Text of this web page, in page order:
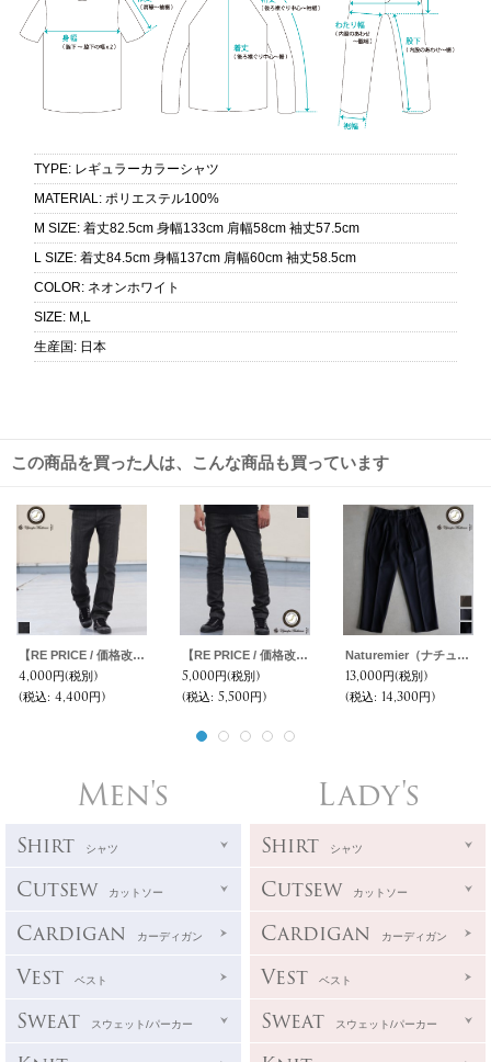
TYPE: レギュラーカラーシャツ
MATERIAL : ポリエステル100%
M SIZE: 着丈82.5cm 身幅133cm 肩幅58cm 袖丈57.5cm
L SIZE: 着丈84.5cm 身幅137cm 肩幅60cm 袖丈58.5cm
COLOR: ネオンホワイト
SIZE: M,L
生産国: 日本
この商品を買った人は、こんな商品も買っています
【RE PRICE / 価格改定】オーバーダイカラーデニムストレートタイトフィットパンツ【MADE IN JAPAN】『日本製』/ Upscape Audience
4,000円(税別)
(税込: 4,400円)
【RE PRICE / 価格改定】オーバーダイカラーデニムノープリーツテーパードパンツ【MADE IN JAPAN】『日本製』/ Upscape Audience
5,000円(税別)
(税込: 5,500円)
Naturemier（ナチュレミア）TECH ウールライクツイル 2タック イージー テーパードパンツ【MADE IN JAPAN】『日本製』【送料無料】/ Upscape Audience
13,000円(税別)
(税込: 14,300円)
Men's
Shirt シャツ
Cutsew カットソー
Cardigan カーディガン
Vest ベスト
Sweat スウェット/パーカー
Lady's
Shirt シャツ
Cutsew カットソー
Cardigan カーディガン
Vest ベスト
Sweat スウェット/パーカー